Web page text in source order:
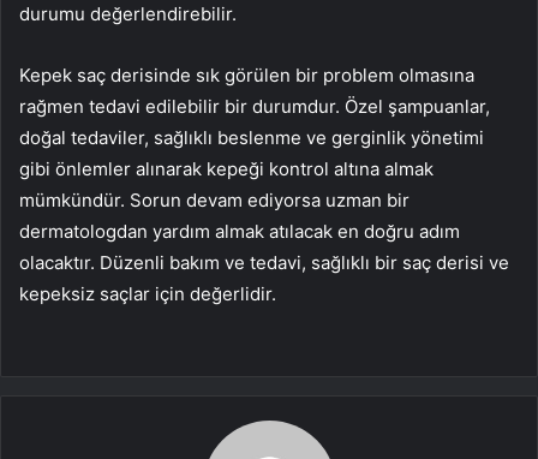
durumu değerlendirebilir.
Kepek saç derisinde sık görülen bir problem olmasına
rağmen tedavi edilebilir bir durumdur. Özel şampuanlar,
doğal tedaviler, sağlıklı beslenme ve gerginlik yönetimi
gibi önlemler alınarak kepeği kontrol altına almak
mümkündür. Sorun devam ediyorsa uzman bir
dermatologdan yardım almak atılacak en doğru adım
olacaktır. Düzenli bakım ve tedavi, sağlıklı bir saç derisi ve
kepeksiz saçlar için değerlidir.